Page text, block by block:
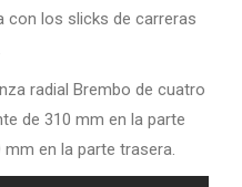
con los slicks de carreras
radial Brembo de cuatro
de 310 mm en la parte
en la parte trasera.